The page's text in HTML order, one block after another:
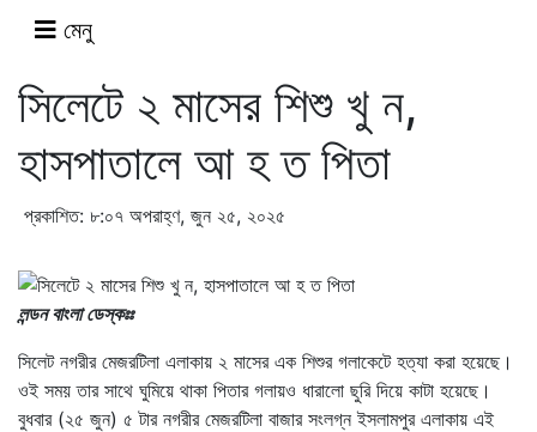
মেনু
সিলেটে ২ মাসের শিশু খু ন,
হাসপাতালে আ হ ত পিতা
প্রকাশিত: ৮:০৭ অপরাহ্ণ, জুন ২৫, ২০২৫
লন্ডন বাংলা ডেস্কঃঃ
সিলেট নগরীর মেজরটিলা এলাকায় ২ মাসের এক শিশুর গলাকেটে হত্যা করা হয়েছে।
ওই সময় তার সাথে ঘুমিয়ে থাকা পিতার গলায়ও ধারালো ছুরি দিয়ে কাটা হয়েছে।
বুধবার (২৫ জুন) ৫ টার নগরীর মেজরটিলা বাজার সংলগ্ন ইসলামপুর এলাকায় এই